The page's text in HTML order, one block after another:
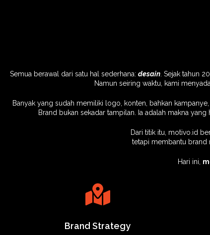
Semua berawal dari satu hal sederhana: desain. Sejak tahun
Namun seiring waktu, kami
Banyak yang sudah memiliki logo, konten, bahkan
Brand bukan sekadar tampilan. Ia adalah makna
Dari titik itu, motivo.id
tetapi membantu brand
Hari ini,
Brand Strategy